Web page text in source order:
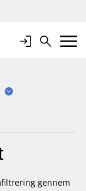
LoginSearchMobile
gennem